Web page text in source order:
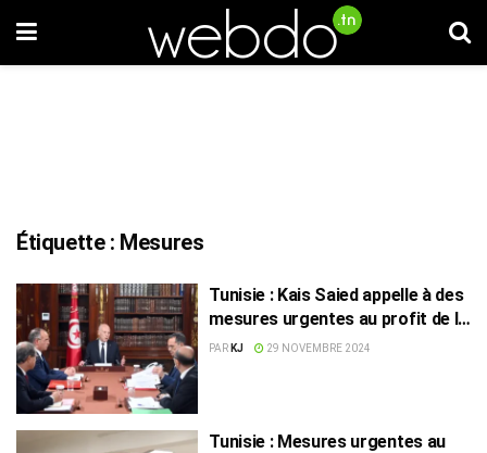
Étiquette : Mesures
Tunisie : Kais Saied appelle à des
mesures urgentes au profit de la
saison oléicole
PAR KJ 29 NOVEMBRE 2024
Tunisie : Mesures urgentes au